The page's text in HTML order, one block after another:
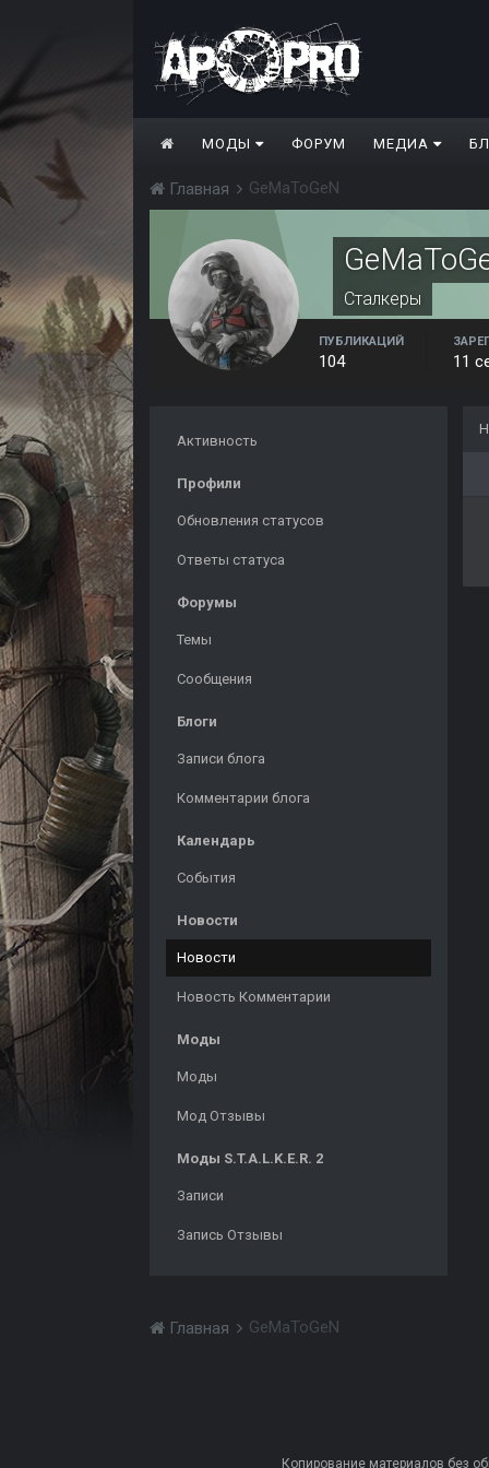
МОДЫ ФОРУМ МЕДИА
Главная GeMaToGeN
Сталкеры
ПУБЛИКАЦИЙ
104 11
Активность
Профили
Обновления статусов
Ответы статуса
Форумы
Темы
Сообщения
Блоги
Записи блога
Комментарии блога
Календарь
События
Новости
Новости
Новость Комментарии
Моды
Моды
Мод Отзывы
Моды S.T.A.L.K.E.R. 2
Записи
Запись Отзывы
Главная GeMaToGeN
Копирование материалов без